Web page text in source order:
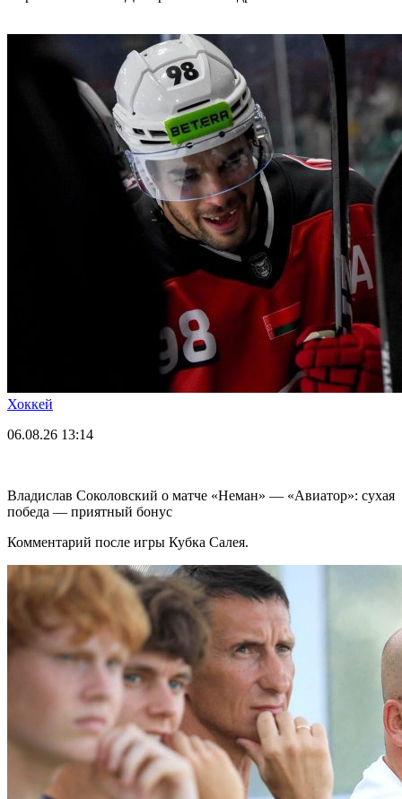
Хоккей
06.08.26 13:14
Владислав Соколовский о матче «Неман» — «Авиатор»: сухая
победа — приятный бонус
Комментарий после игры Кубка Салея.